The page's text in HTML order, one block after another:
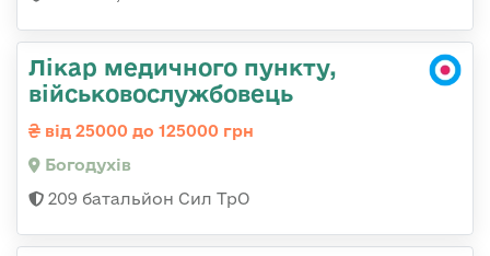
Лікар медичного пункту,
військовослужбовець
від 25000 до 125000 грн
Богодухів
209 батальйон Сил ТрО